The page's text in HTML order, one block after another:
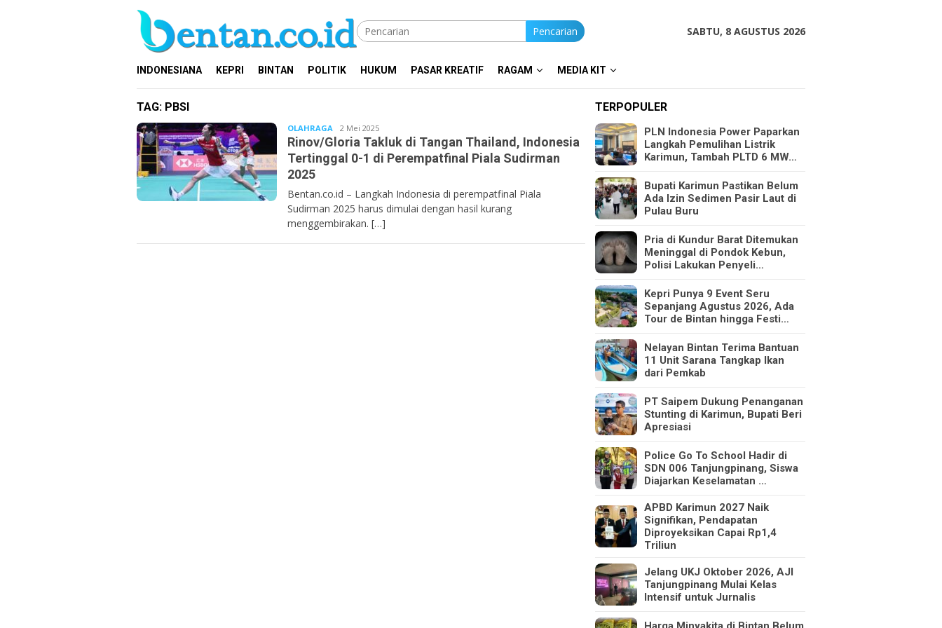
Pencarian SABTU, 8 AGUSTUS 2026
INDONESIANA KEPRI BINTAN POLITIK HUKUM PASAR KREATIF RAGAM MEDIA KIT
TAG: PBSI
OLAHRAGA Bentancoid
2 Mei 2025
Rinov/Gloria Takluk di Tangan Thailand, Indonesia
Tertinggal 0-1 di Perempatfinal Piala Sudirman
2025
Bentan.co.id – Langkah Indonesia di perempatfinal Piala
Sudirman 2025 harus dimulai dengan hasil kurang
menggembirakan. […]
TERPOPULER
PLN Indonesia Power Paparkan
Langkah Pemulihan Listrik
Karimun, Tambah PLTD 6 MW…
Bupati Karimun Pastikan Belum
Ada Izin Sedimen Pasir Laut di
Pulau Buru
Pria di Kundur Barat Ditemukan
Meninggal di Pondok Kebun,
Polisi Lakukan Penyeli…
Kepri Punya 9 Event Seru
Sepanjang Agustus 2026, Ada
Tour de Bintan hingga Festi…
Nelayan Bintan Terima Bantuan
11 Unit Sarana Tangkap Ikan
dari Pemkab
PT Saipem Dukung Penanganan
Stunting di Karimun, Bupati Beri
Apresiasi
Police Go To School Hadir di
SDN 006 Tanjungpinang, Siswa
Diajarkan Keselamatan …
APBD Karimun 2027 Naik
Signifikan, Pendapatan
Diproyeksikan Capai Rp1,4
Triliun
Jelang UKJ Oktober 2026, AJI
Tanjungpinang Mulai Kelas
Intensif untuk Jurnalis